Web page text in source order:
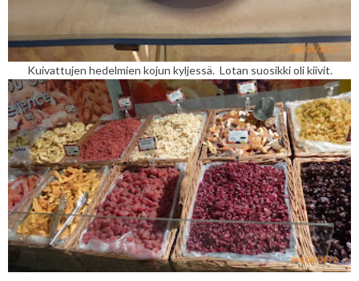
Kuivattujen hedelmien kojun kyljessä. Lotan suosikki oli kiivit.